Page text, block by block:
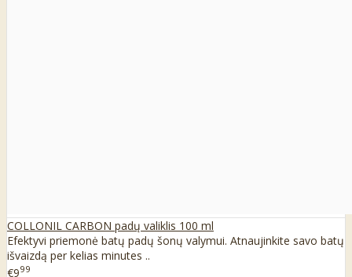
COLLONIL CARBON padų valiklis 100 ml
Efektyvi priemonė batų padų šonų valymui. Atnaujinkite savo batų
išvaizdą per kelias minutes ..
€999